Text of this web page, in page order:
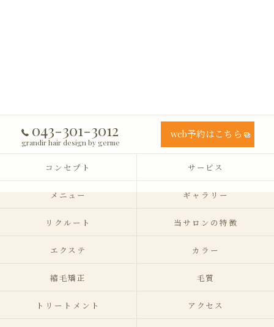
043-301-3012
grandir hair design by germe
web予約はこちら
コンセプト サービス
メニュー ギャラリー
リクルート 当サロンの特徴
エクステ カラー
縮毛矯正 毛質
トリートメント アクセス